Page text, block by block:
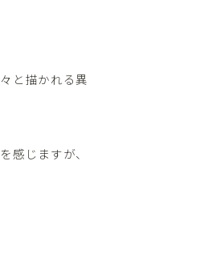
と描かれる異
感じますが、